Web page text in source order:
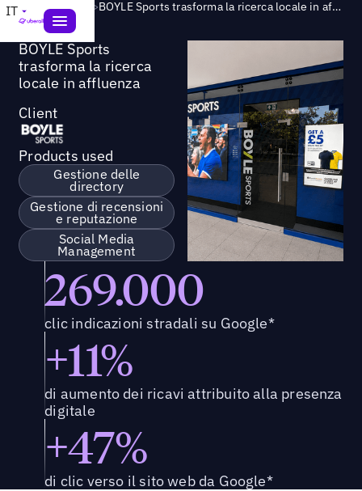
IT Success Story > BOYLE Sports trasforma la ricerca locale in affluenza
BOYLE Sports
trasforma la ricerca
locale in affluenza
Client
Products used
Gestione delle
directory
Gestione di recensioni
e reputazione
Social Media
Management
269.000
clic indicazioni stradali su Google*
+11%
di aumento dei ricavi attribuito alla presenza
digitale
+47%
di clic verso il sito web da Google*